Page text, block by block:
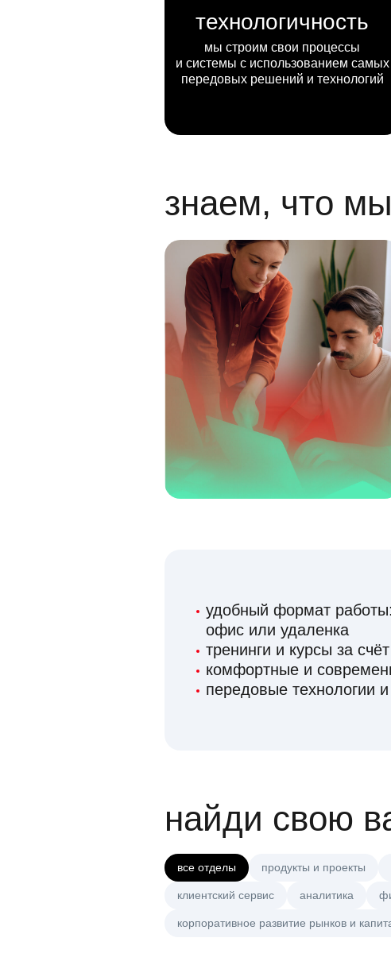
технологичность
мы строим свои процессы
и системы с использованием самых
передовых решений и технологий
знаем, что
удобный формат
офис или удаленка
тренинги и курсы за
комфортные и
передовые технологии и
найди свою
все отделы продукты и проекты
клиентский сервис аналитика
корпоративное развитие рынков и